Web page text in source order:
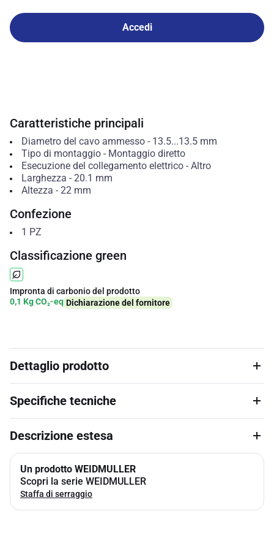
Accedi
Caratteristiche principali
Diametro del cavo ammesso- 13.5...13.5 mm
Tipo di montaggio- Montaggio diretto
Esecuzione del collegamento elettrico- Altro
Larghezza - 20.1 mm
Altezza - 22 mm
Confezione
1 PZ
Classificazione green
Impronta di carbonio del prodotto
0,1 Kg CO₂-eq Dichiarazione del fornitore
Dettaglio prodotto
Specifiche tecniche
Descrizione estesa
Un prodotto WEIDMULLER
Scopri la serie WEIDMULLER
Staffa di serraggio